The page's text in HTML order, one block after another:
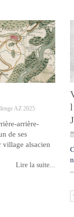
AZ 2025
arrière-
de ses
alsacien
Lire la suite...